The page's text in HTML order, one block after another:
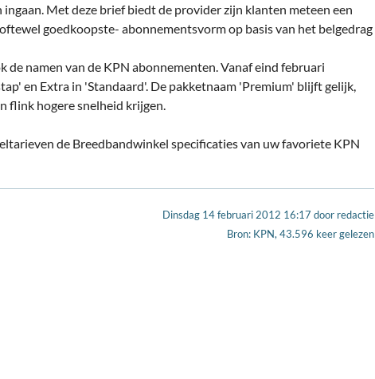
Met deze brief biedt de provider zijn klanten meteen een
goedkoopste- abonnementsvorm op basis van het belgedrag
de namen van de KPN abonnementen. Vanaf eind februari
en Extra in 'Standaard'. De pakketnaam 'Premium' blijft gelijk,
flink hogere snelheid krijgen.
de Breedbandwinkel specificaties van uw favoriete KPN
Dinsdag 14 februari 2012 16:17 door redactie
Bron: KPN, 43.596 keer gelezen